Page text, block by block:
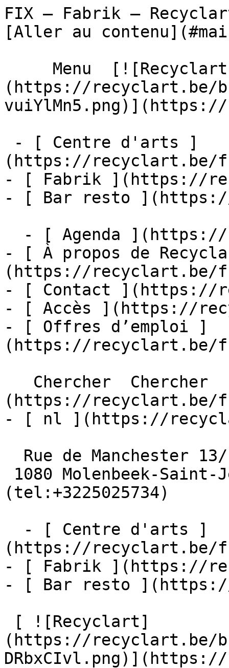
FIX – Fabrik –
[Aller au
(https://recyclart.be/
(https://recyclart.be/
- [ Fabrik ](https://
- [ Bar resto
- [ À propos de
(https://recyclart.be/
- [ Contact ](https://
- [ Accès ](https://
- [ Offres d’emploi ]
(https://recyclart.be/
(https://
- [ nl ](https://
(tel:+3225025734)
(https://recyclart.be/
- [ Fabrik ](https://
- [ Bar resto
(https://recyclart.be/